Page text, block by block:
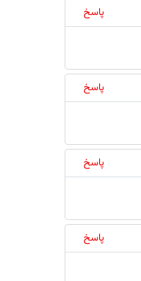
پاسخ
پاسخ
پاسخ
پاسخ